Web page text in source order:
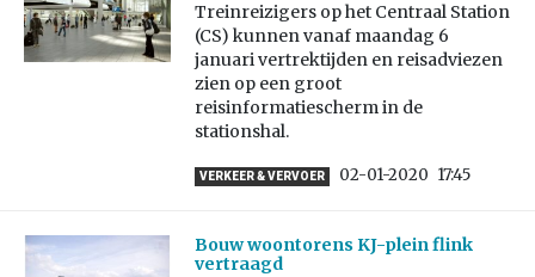
Treinreizigers op het Centraal Station
(CS) kunnen vanaf maandag 6
januari vertrektijden en reisadviezen
zien op een groot
reisinformatiescherm in de
stationshal.
VERKEER & VERVOER 02-01-2020 17:45
Bouw woontorens KJ-plein flink
vertraagd